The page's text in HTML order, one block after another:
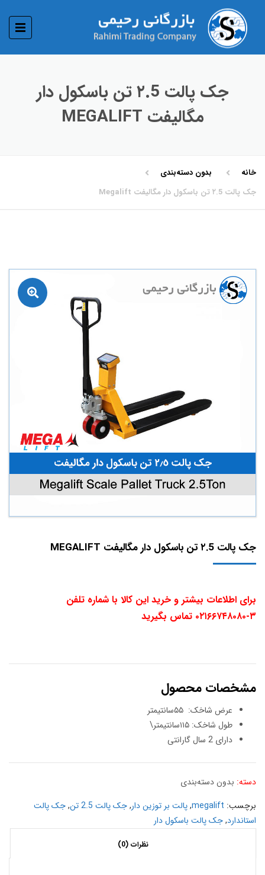
جک پالت ٢.5 تن باسکول دار
مگالیفت MEGALIFT
خانه
بدون دسته‌بندی
جک پالت ٢.5 تن باسکول دار مگالیفت Megalift
جک پالت ٢.5 تن باسکول دار مگالیفت MEGALIFT
برای اطلاعات بیشتر و خرید این کالا با شماره تلفن
۳-۰۲۱۶۶۷۴۸۰۸۰ تماس بگیرید
مشخصات محصول
عرض شاخک: ۵۵سانتیمتر
طول شاخک: ١١۵سانتیمتر\
دارای 2 سال گارانتی
دسته: بدون دسته‌بندی
برچسب: megalift
,پالت بر توزین دار,جک پالت 2.5 تن ,جک پالت
استاندارد,جک پالت باسکول دار
نظرات (0)